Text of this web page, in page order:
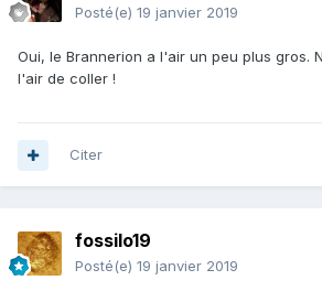
Posté(e) 19 janvier 2019
Oui, le Brannerion a l'air un peu plus gros.
l'air de coller !
Citer
fossilo19
Posté(e) 19 janvier 2019